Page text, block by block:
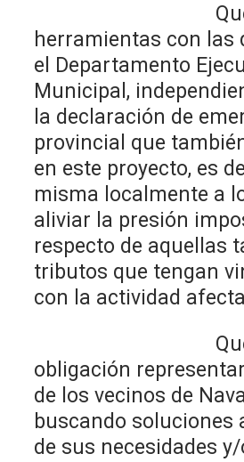
Que una
herramientas con las
el Departamento
Municipal,
la declaración de
provincial que
en este proyecto, es
misma localmente a
aliviar la presión
respecto de aquellas
tributos que tengan
con la actividad
Que es
obligación
de los vecinos de
buscando soluciones
de sus necesidades y/